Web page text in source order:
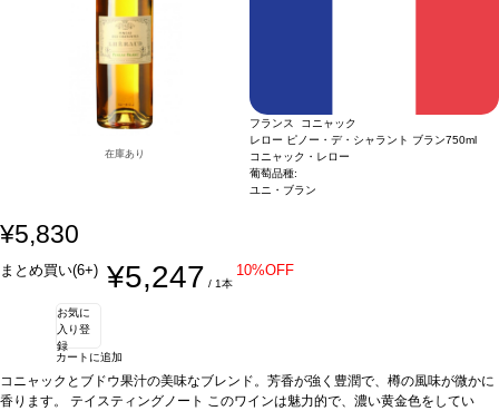
在庫あり
フランス コニャック
レロー ピノー・デ・シャラント ブラン750ml
コニャック・レロー
葡萄品種:
ユニ・ブラン
¥5,830
まとめ買い(6+) ¥5,247 / 1本
10%OFF
お気に
入り登
録
カートに追加
コニャックとブドウ果汁の美味なブレンド。芳香が強く豊潤で、樽の風味が微かに
香ります。 テイスティングノート このワインは魅力的で、濃い黄金色をしてい